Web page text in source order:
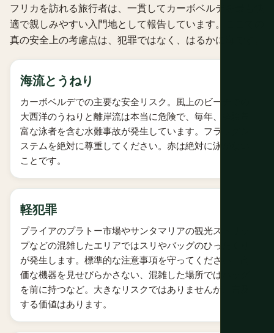
フリカを訪れる旅行者は、一貫してカーボベルデを最も快
適で親しみやすい入門地として報告しています。ここでの
真の安全上の考慮点は、犯罪ではなく、はるかに海です。
海流とうねり
カーボベルデでの主要な安全リスク。風上のビーチでの
大西洋のうねりと離岸流は本当に危険で、毎年、経験豊
富な泳者を含む水難事故が発生しています。フラッグシ
ステムを絶対に尊重してください。赤は絶対に泳がない
ことです。
軽犯罪
プライアのプラトー市場やサンタマリアの観光ストリッ
プなどの混雑したエリアではスリやバッグのひったくり
が発生します。標準的な注意事項を守ってください。高
価な機器を見せびらかさない、混雑した場所ではバッグ
を前に持つなど。大きなリスクではありませんが、言及
する価値はあります。